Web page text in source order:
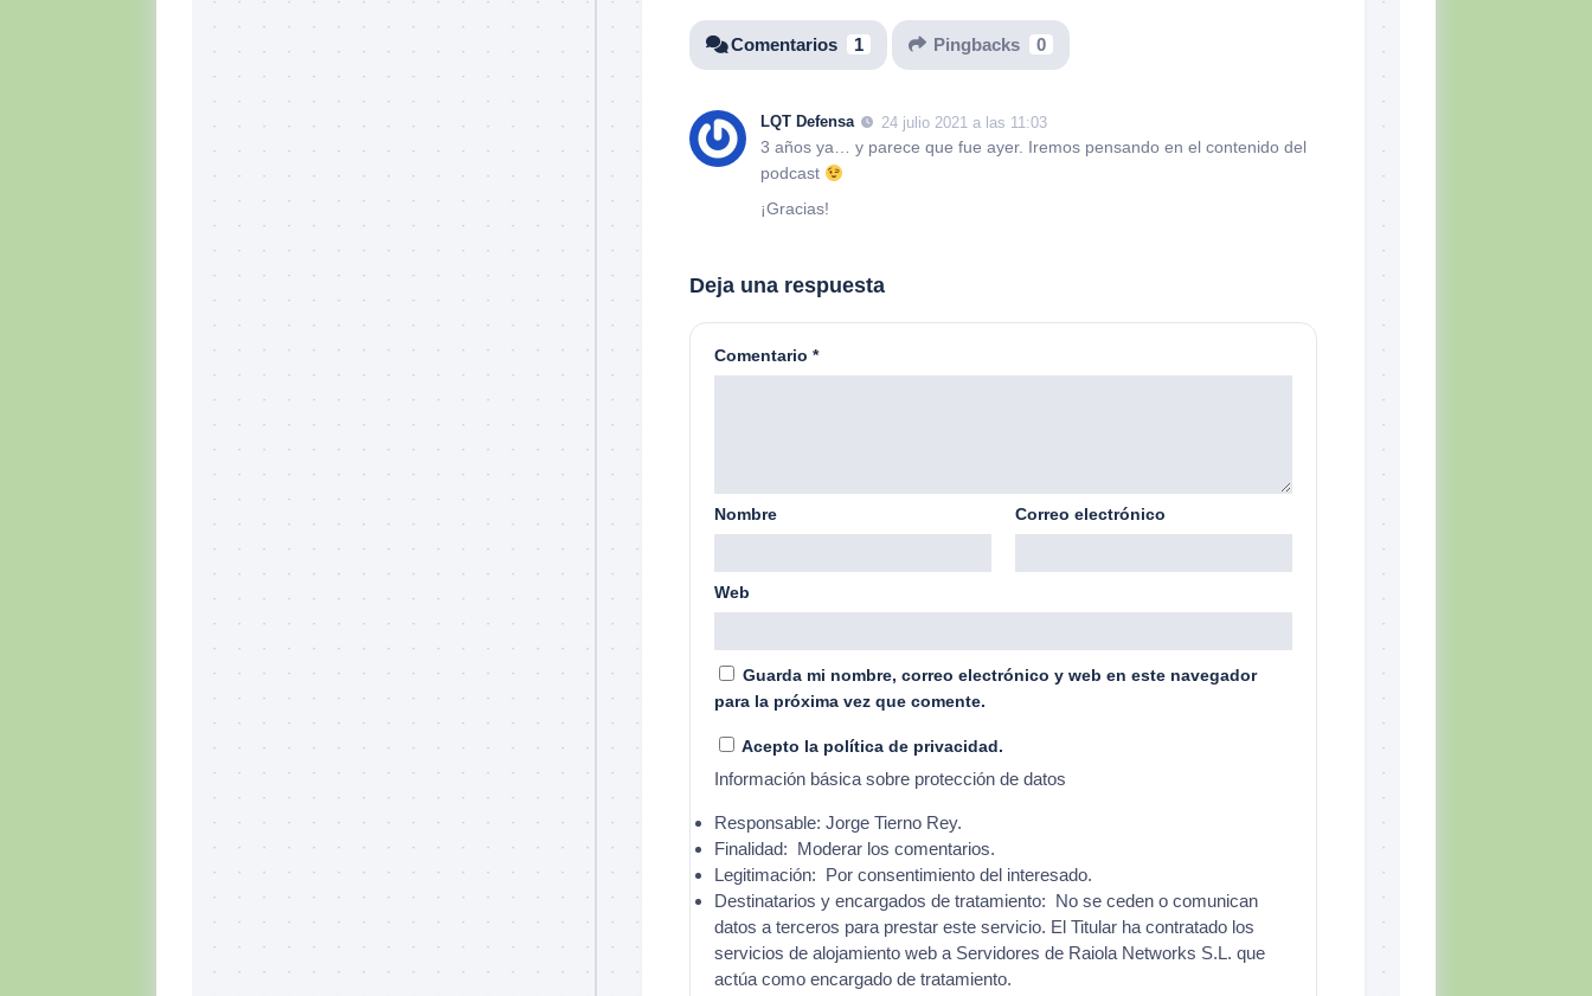
Comentarios 1 Pingbacks 0
LQT Defensa 24 julio 2021 a las 11:03
3 años ya… y parece que fue ayer. Iremos pensando en el contenido del
podcast
¡Gracias!
Deja una respuesta
Comentario *
Nombre Correo electrónico
Web
Guarda mi nombre, correo electrónico y web en este navegador
para la próxima vez que comente.
Acepto la política de privacidad.
Información básica sobre protección de datos
Responsable: Jorge Tierno Rey.
Finalidad: Moderar los comentarios.
Legitimación: Por consentimiento del interesado.
Destinatarios y encargados de tratamiento: No se ceden o comunican
datos a terceros para prestar este servicio. El Titular ha contratado los
servicios de alojamiento web a Servidores de Raiola Networks S.L. que
actúa como encargado de tratamiento.